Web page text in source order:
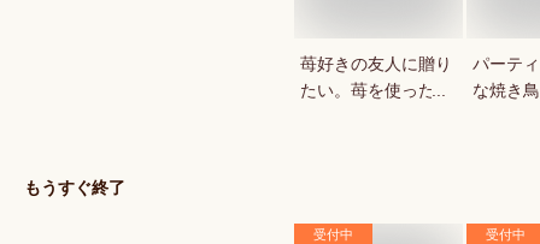
苺好きの友人に贈り
たい。苺を使ったお
パーテ
な焼き
もうすぐ終了
受付中 受付中